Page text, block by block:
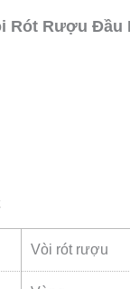
Rót Rượu Đầu
Vòi rót rượu